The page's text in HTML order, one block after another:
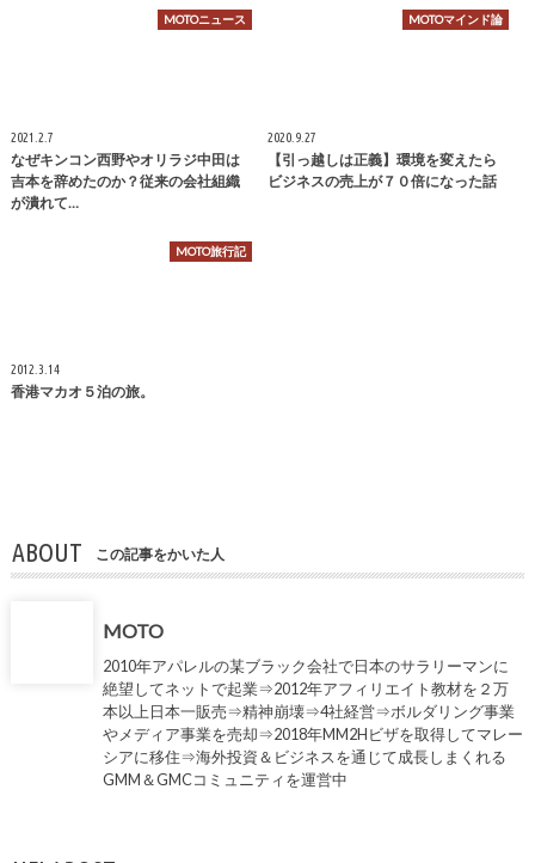
MOTOニュース
2021.2.7
なぜキンコン西野やオリラジ中田は
吉本を辞めたのか？従来の会社組織
が潰れて…
MOTOマインド論
2020.9.27
【引っ越しは正義】環境を変えたら
ビジネスの売上が７０倍になった話
MOTO旅行記
2012.3.14
香港マカオ５泊の旅。
ABOUT この記事をかいた人
MOTO
2010年アパレルの某ブラック会社で日本のサラリーマンに
絶望してネットで起業⇒2012年アフィリエイト教材を２万
本以上日本一販売⇒精神崩壊⇒4社経営⇒ボルダリング事業
やメディア事業を売却⇒2018年MM2Hビザを取得してマレー
シアに移住⇒海外投資＆ビジネスを通じて成長しまくれる
GMM＆GMCコミュニティを運営中